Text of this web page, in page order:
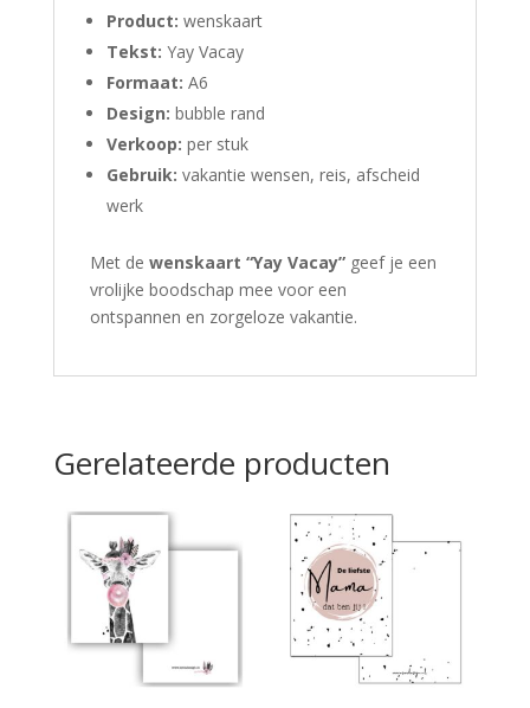
Product: wenskaart
Tekst: Yay Vacay
Formaat: A6
Design: bubble rand
Verkoop: per stuk
Gebruik: vakantie wensen, reis, afscheid
werk
Met de wenskaart “Yay Vacay”geef je een
vrolijke boodschap mee voor een
ontspannen en zorgeloze vakantie.
Gerelateerde producten